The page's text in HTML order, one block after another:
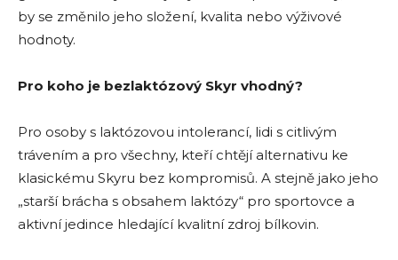
by se změnilo jeho složení, kvalita nebo výživové
hodnoty.
Pro koho je bezlaktózový Skyr vhodný?
Pro osoby s laktózovou intolerancí, lidi s citlivým
trávením a pro všechny, kteří chtějí alternativu ke
klasickému Skyru bez kompromisů. A stejně jako jeho
„starší brácha s obsahem laktózy“ pro sportovce a
aktivní jedince hledající kvalitní zdroj bílkovin.